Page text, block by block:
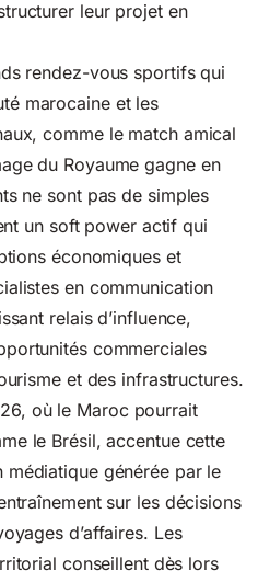
leur projet en
rendez-vous sportifs qui
marocaine et les
comme le match amical
du Royaume gagne en
ne sont pas de simples
un soft power actif qui
économiques et
en communication
relais d’influence,
commerciales
et des infrastructures.
où le Maroc pourrait
le Brésil, accentue cette
médiatique générée par le
sur les décisions
d’affaires. Les
conseillent dès lors